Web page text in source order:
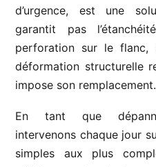
d’urgence, est une
garantit pas
perforation sur le flanc,
déformation structurelle
impose son remplacement.
En tant que
intervenons chaque jour
simples aux plus